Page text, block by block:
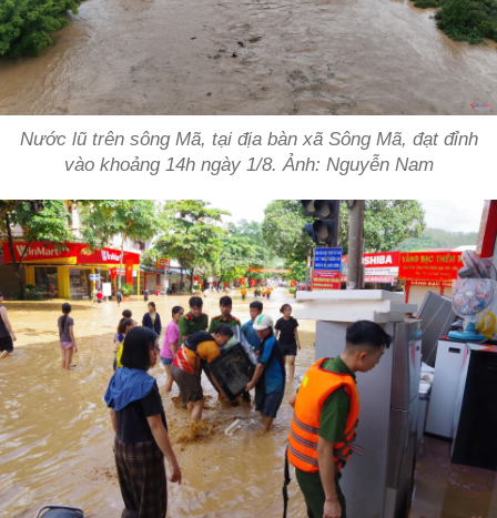
Nước lũ trên sông Mã, tại địa bàn xã Sông Mã, đạt đỉnh
vào khoảng 14h ngày 1/8. Ảnh: Nguyễn Nam